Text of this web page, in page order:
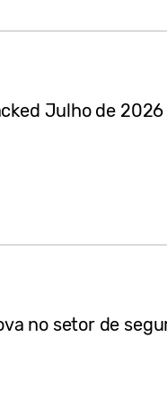
Julho de 2026
no setor de